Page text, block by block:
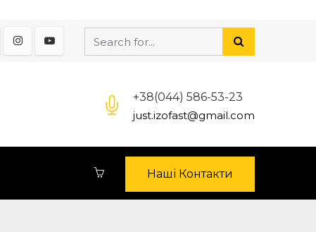
+38(044) 586-53-23
just.izofast@gmail.com
Наші Контакти